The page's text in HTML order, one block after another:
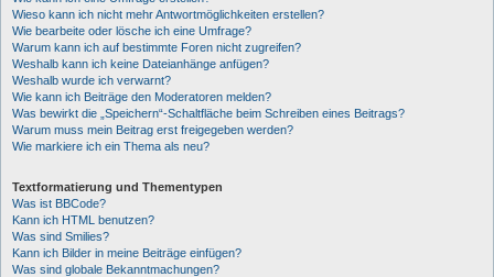
Wieso kann ich nicht mehr Antwortmöglichkeiten erstellen?
Wie bearbeite oder lösche ich eine Umfrage?
Warum kann ich auf bestimmte Foren nicht zugreifen?
Weshalb kann ich keine Dateianhänge anfügen?
Weshalb wurde ich verwarnt?
Wie kann ich Beiträge den Moderatoren melden?
Was bewirkt die „Speichern“-Schaltfläche beim Schreiben eines Beitrags?
Warum muss mein Beitrag erst freigegeben werden?
Wie markiere ich ein Thema als neu?
Textformatierung und Thementypen
Was ist BBCode?
Kann ich HTML benutzen?
Was sind Smilies?
Kann ich Bilder in meine Beiträge einfügen?
Was sind globale Bekanntmachungen?